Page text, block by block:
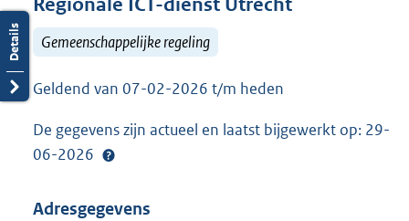
Regionale ICT-dienst Utrecht
Gemeenschappelijke regeling
Geldend van 07-02-2026 t/m heden
De gegevens zijn actueel en laatst bijgewerkt op: 29-
06-2026
Adresgegevens